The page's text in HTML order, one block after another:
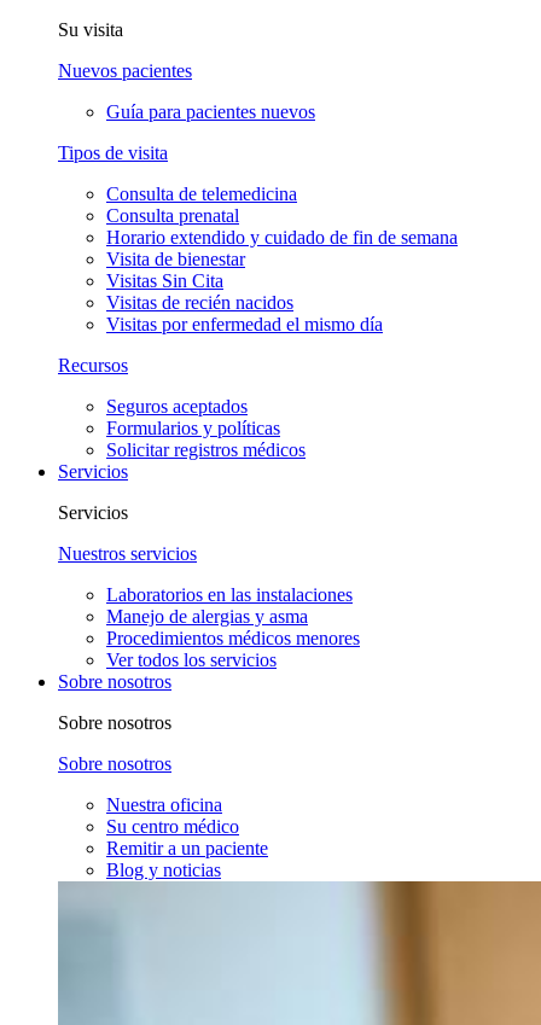
Su visita
Nuevos pacientes
Guía para pacientes nuevos
Tipos de visita
Consulta de telemedicina
Consulta prenatal
Horario extendido y cuidado de fin de semana
Visita de bienestar
Visitas Sin Cita
Visitas de recién nacidos
Visitas por enfermedad el mismo día
Recursos
Seguros aceptados
Formularios y políticas
Solicitar registros médicos
Servicios
Servicios
Nuestros servicios
Laboratorios en las instalaciones
Manejo de alergias y asma
Procedimientos médicos menores
Ver todos los servicios
Sobre nosotros
Sobre nosotros
Sobre nosotros
Nuestra oficina
Su centro médico
Remitir a un paciente
Blog y noticias